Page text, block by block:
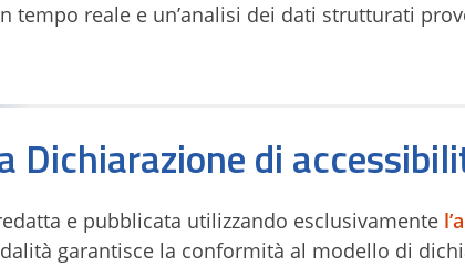
tempo reale e un’analisi dei dati strutturati
Dichiarazione di
e pubblicata utilizzando esclusivamente
garantisce la conformità al modello di